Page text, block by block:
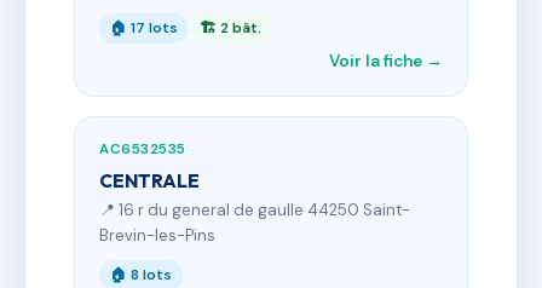
🏠 17 lots 🏗 2 bât.
Voir la fiche →
AC6532535
CENTRALE
📍 16 r du general de gaulle 44250 Saint-
Brevin-les-Pins
🏠 8 lots